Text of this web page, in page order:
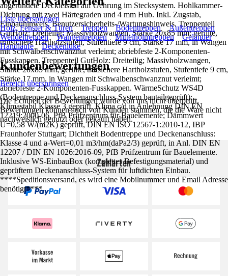
abgerundete Deckleisten auf Gehrung im Stecksystem. Hohlkammer-
Dichtung mit zwei Härtegraden und 4 mm Hub. Inkl. Zugstab,
Einbauhinweis, Benutzersicherheits-/Wartungshinweis. Treppenteil
GutHolz: Dreiteilig; Massivholzwangen, Stärke 20x85 mm; gerillte,
trittsichere Hartholzstufen, Stufentiefe 9 cm, Stärke 17 mm, in Wangen
mit Schwalbenschwanznut verleimt; abriebfeste 2-Komponenten-
Fusskappen. Treppenteil GutHolz: Dreiteilig; Massivholzwangen,
Stärke 20x85 mm; gerillte, trittsichere Hartholzstufen, Stufentiefe 9 cm,
Stärke 17 mm, in Wangen mit Schwalbenschwanznut verleimt;
abriebfeste 2-Komponenten-Fusskappen. WärmeSchutz WS4D
(Bodentreppe und Deckenanschluss-System bauteilgeprüft):
Klimastabil Klasse 3 geprüft, Klima c/d in Anlehnung DIN EN
12219:2000-06, PfB Prüfzentrum für Bauelemente; Dämmwert
U=0,58 W/(m2K) geprüft, DIN EN ISO 12567-1:2010-12, IBP
Fraunhofer Stuttgart; Dichtheit Bodentreppe und Deckenanschluss:
Klasse 4 und a-Wert=0,01 m3/hm(daPa2/3) geprüft, in Anl. DIN EN
12207 / DIN EN 1026:2016-09, PfB Prüfzentrum für Bauelemente.
Inklusive WS-EinbauBox (komplettes Befestigungsmaterial) und
geprüftem Deckenanschluss-System für luftdichten Einbau.
****Speditionsversand, es wird eine Mobilnummer und Email Adresse
benötigt****
Liste überspringen
Holz, Fenster & Türen
Treppen Bodentreppen
Außentreppen
Wendeltreppen
Wangentreppen Mittelholmtreppen
Geländer
Handläufe
Deckenluke
Kundenbewertungen
Bereich überspringen
Die Echtheit der Bewertungen wurde von uns nicht überprüft.
Bewertungen können auch von Kunden stammen, die die Ware nicht
nachweislich genutzt oder gekauft haben.
Zahlarten